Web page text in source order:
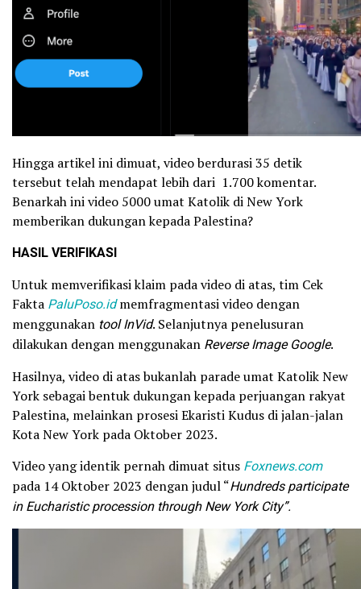
Hingga artikel ini dimuat, video berdurasi 35 detik
tersebut telah mendapat lebih dari 1.700 komentar.
Benarkah ini video 5000 umat Katolik di New York
memberikan dukungan kepada Palestina?
HASIL VERIFIKASI
Untuk memverifikasi klaim pada video di atas, tim Cek
Fakta PaluPoso.id memfragmentasi video dengan
menggunakan tool InVid. Selanjutnya penelusuran
dilakukan dengan menggunakan Reverse Image Google.
Hasilnya, video di atas bukanlah parade umat Katolik New
York sebagai bentuk dukungan kepada perjuangan rakyat
Palestina, melainkan prosesi Ekaristi Kudus di jalan-jalan
Kota New York pada Oktober 2023.
Video yang identik pernah dimuat situs Foxnews.com
pada 14 Oktober 2023 dengan judul “Hundreds participate
in Eucharistic procession through New York City”.